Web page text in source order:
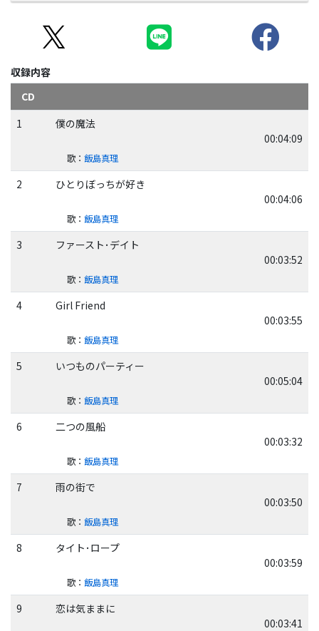
収録内容
CD
1
僕の魔法
00:04:09
歌： 飯島真理
2
ひとりぼっちが好き
00:04:06
歌： 飯島真理
3
ファースト･デイト
00:03:52
歌： 飯島真理
4
Girl Friend
00:03:55
歌： 飯島真理
5
いつものパーティー
00:05:04
歌： 飯島真理
6
二つの風船
00:03:32
歌： 飯島真理
7
雨の街で
00:03:50
歌： 飯島真理
8
タイト･ロープ
00:03:59
歌： 飯島真理
9
恋は気ままに
00:03:41